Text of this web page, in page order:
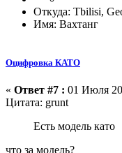
Откуда: Tbilisi,
Имя: Вахтанг
Оцифровка КАТО
« Ответ #7 : 01 Июля
Цитата: grunt
Есть модель като
что за модель?